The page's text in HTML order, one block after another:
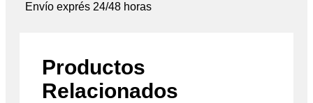
Envío exprés 24/48 horas
Productos
Relacionados